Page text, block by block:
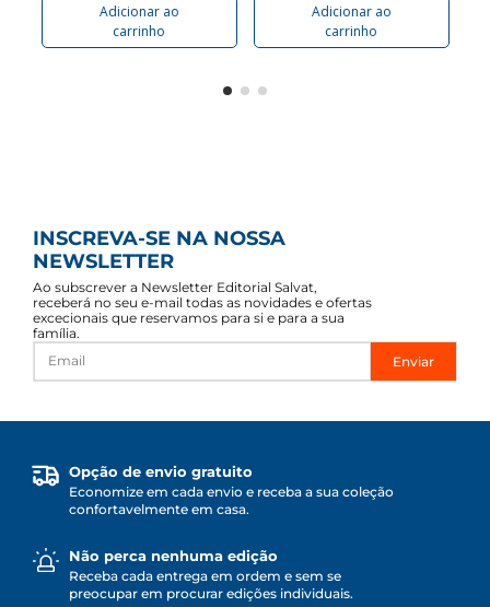
Adicionar ao
carrinho
Adicionar ao
carrinho
INSCREVA-SE NA NOSSA
NEWSLETTER
Ao subscrever a Newsletter Editorial Salvat,
receberá no seu e-mail todas as novidades e ofertas
excecionais que reservamos para si e para a sua
família.
Enviar
Opção de envio gratuito
Economize em cada envio e receba a sua coleção
confortavelmente em casa.
Não perca nenhuma edição
Receba cada entrega em ordem e sem se
preocupar em procurar edições individuais.